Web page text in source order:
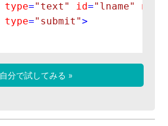
type="text" id="lname" name
type="submit">
自分で試してみる »